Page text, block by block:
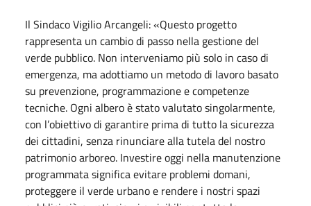
Il Sindaco Vigilio Arcangeli: «Questo progetto
rappresenta un cambio di passo nella gestione del
verde pubblico. Non interveniamo più solo in caso di
emergenza, ma adottiamo un metodo di lavoro basato
su prevenzione, programmazione e competenze
tecniche. Ogni albero è stato valutato singolarmente,
con l’obiettivo di garantire prima di tutto la sicurezza
dei cittadini, senza rinunciare alla tutela del nostro
patrimonio arboreo. Investire oggi nella manutenzione
programmata significa evitare problemi domani,
proteggere il verde urbano e rendere i nostri spazi